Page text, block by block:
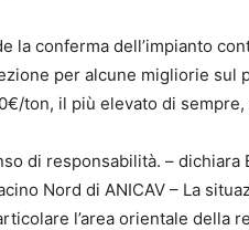
la conferma dell’impianto
per alcune migliorie sul
ton, il più elevato di
di responsabilità. –
Nord di ANICAV – La
l’area orientale della